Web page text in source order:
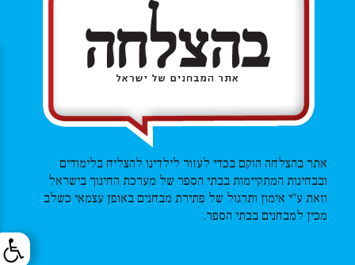
אתר בהצלחה הוקם בכדי לעזור לילדינו להצליח בלימודים
ובבחינות המתקיימות בבתי הספר של מערכת החינוך בישראל
וזאת ע”י אימון ותרגול של פתירת מבחנים באופן עצמאי כשלב
מכין למבחנים בבתי הספר.